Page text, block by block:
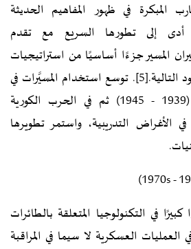
المبكرة في ظهور المفاهيم الحديثة
أدى إلى تطورها السريع مع تقدم
المسير جزءًا أساسيًا من استراتيجيات
التالية.[5] . توسع استخدام المسيَّرات في
الحرب العالمية الثانية (1939 - 1945) ثم في الحرب الكورية
وخاصة في الأغراض التدريبية، واستمر تطويرها
في التكنولوجيا المتعلقة بالطائرات
العمليات العسكرية لا سيما في المراقبة